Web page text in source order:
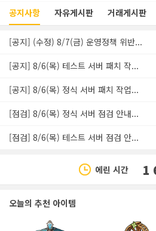
공지사항 자유게시판 거래게시판
[공지] (수정) 8/7(금) 운영정책 위반...
[공지] 8/6(목) 테스트 서버 패치 작...
[공지] 8/6(목) 정식 서버 패치 작업...
[점검] 8/6(목) 정식 서버 점검 안내...
[점검] 8/6(목) 테스트 서버 점검 안...
에린 시간 1
오늘의 추천 아이템